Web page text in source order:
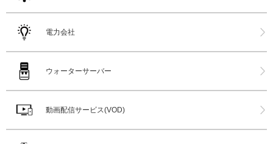
電力会社
ウォーターサーバー
動画配信サービス(VOD)